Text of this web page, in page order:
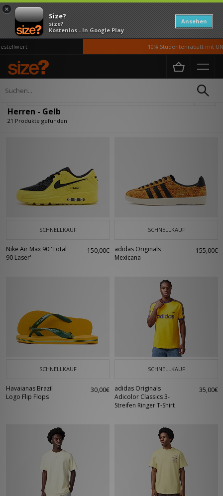
×
Size?
size?
Kostenlos - In Google Play
Ansehen
10% Studentenrabatt mit
Home Herren
Herren - Gelb
21 Produkte gefunden
SCHNELLKAUF
Nike Air Max 90 'Total
90 Laser'
150,00€
SCHNELLKAUF
adidas Originals
Mexicana
155,00€
SCHNELLKAUF
Havaianas Brazil
Logo Flip Flops
30,00€
SCHNELLKAUF
adidas Originals
Adicolor Classics 3-
Streifen Ringer T-Shirt
35,00€